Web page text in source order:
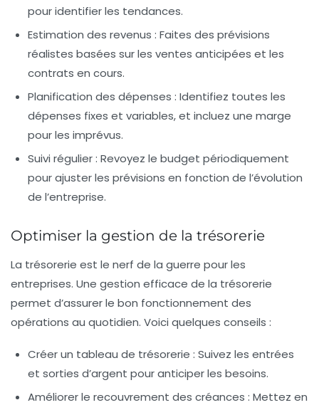
pour identifier les tendances.
Estimation des revenus : Faites des prévisions
réalistes basées sur les ventes anticipées et les
contrats en cours.
Planification des dépenses : Identifiez toutes les
dépenses fixes et variables, et incluez une marge
pour les imprévus.
Suivi régulier : Revoyez le budget périodiquement
pour ajuster les prévisions en fonction de l’évolution
de l’entreprise.
Optimiser la gestion de la trésorerie
La trésorerie est le nerf de la guerre pour les
entreprises. Une gestion efficace de la trésorerie
permet d’assurer le bon fonctionnement des
opérations au quotidien. Voici quelques conseils :
Créer un tableau de trésorerie : Suivez les entrées
et sorties d’argent pour anticiper les besoins.
Améliorer le recouvrement des créances : Mettez en